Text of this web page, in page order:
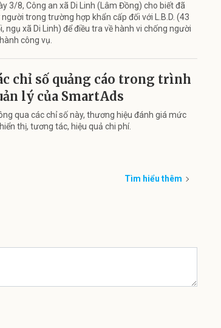
3/8, Công an xã Di Linh (Lâm Đồng) cho biết đã
trong trường hợp khẩn cấp đối với L.B.D. (43
ngụ xã Di Linh) để điều tra về hành vi chống người
công vụ.
chỉ số quảng cáo trong trình
lý của SmartAds
qua các chỉ số này, thương hiệu đánh giá mức
thị, tương tác, hiệu quả chi phí.
Tìm hiểu thêm